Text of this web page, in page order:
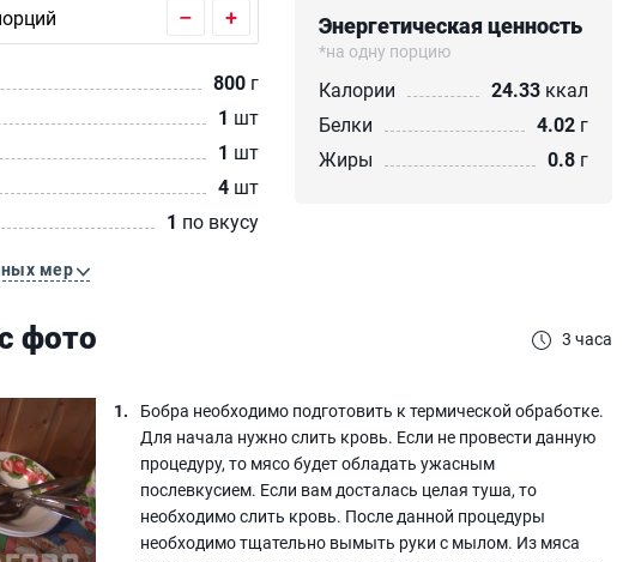
– +
800 г
1 шт
1 шт
4 шт
1 по вкусу
мер
Энергетическая ценность
*на одну порцию
Калории 24.33 ккал
Белки
4.02 г
Жиры
0.8 г
фото 3 часа
Бобра необходимо подготовить к термической обработке.
Для начала нужно слить кровь. Если не провести данную
процедуру, то мясо будет обладать ужасным
послевкусием. Если вам досталась целая туша, то
необходимо слить кровь. После данной процедуры
необходимо тщательно вымыть руки с мылом. Из мяса